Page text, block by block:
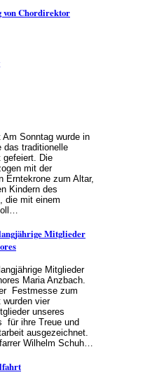
von Chordirektor
Am Sonntag wurde in
das traditionelle
gefeiert. Die
mit der
Erntekrone zum Altar,
Kindern des
die mit einem
Mitglieder
Mitglieder
Maria Anzbach.
Festmesse zum
wurden vier
unseres
für ihre Treue und
ausgezeichnet.
Wilhelm Schuh…